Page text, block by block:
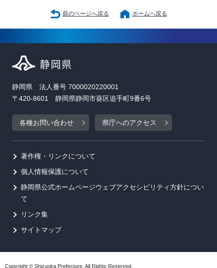
前のページへ戻る ホームへ戻る
静岡県 法人番号 7000020220001
〒420-8601 静岡県静岡市葵区追手町9番6号
各種お問い合わせ 県庁へのアクセス
著作権・リンクについて
個人情報保護について
静岡県公式ホームページウェブアクセシビリティ方針につい
て
リンク集
サイトマップ
Copyright © Shizuoka Prefecture. All Rights Reserved.